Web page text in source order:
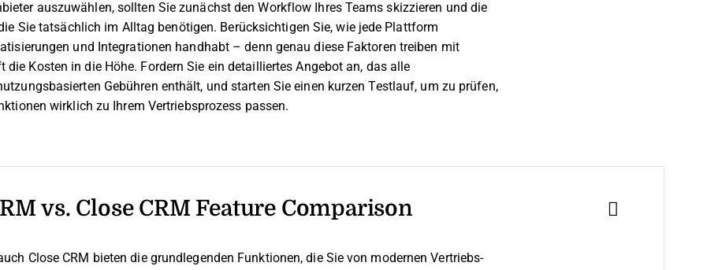
auszuwählen, sollten Sie zunächst den Workflow Ihres Teams skizzieren und die
Sie tatsächlich im Alltag benötigen. Berücksichtigen Sie, wie jede Plattform
und Integrationen handhabt – denn genau diese Faktoren treiben mit
die Kosten in die Höhe. Fordern Sie ein detailliertes Angebot an, das alle
Gebühren enthält, und starten Sie einen kurzen Testlauf, um zu prüfen,
wirklich zu Ihrem Vertriebsprozess passen.
vs. Close CRM Feature Comparison
Close CRM bieten die grundlegenden Funktionen, die Sie von modernen Vertriebs-